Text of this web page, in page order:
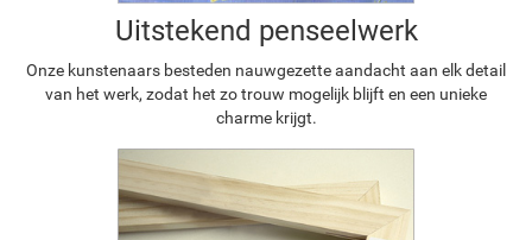
Uitstekend penseelwerk
Onze kunstenaars besteden nauwgezette aandacht aan elk detail
van het werk, zodat het zo trouw mogelijk blijft en een unieke
charme krijgt.